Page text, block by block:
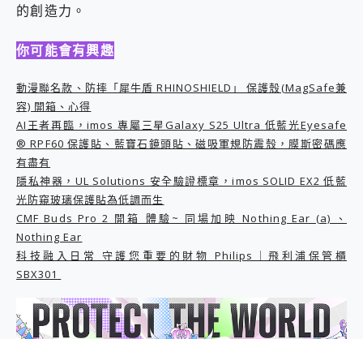
25種洗烘模式一機搞定! Roborock 衣莉莎白 H1 Neo分子篩洗脫烘 AI 滾筒洗衣機
B&O 精品級音響! Home+ 中嘉寬頻 SoundBox 劇院串流盒 開箱 評測
2億 APO蔡司長焦神機降臨~ vivo X200 Pro、vivo X200 就是這麼好拍
3 個超值 MHN 飛人工具分享~~ iToolab AnyGo 魔物獵人 Now飛人 ios教學 不出門也可以到處走
小體積 40000mAh 超大容量 一次充5個設備 充好充滿 CUKTECH 酷態科 300W 微型充電站 開箱 評測
磁碟系統大風吹 有了 磁碟管理程式 EaseUS Partition Master 就是這麼簡單
Xiaomi 14 Ultra 開箱 評測~ 有深度的 Leica 影像旗艦手機! 加碼小旗艦 Xiaomi 14 開箱 評測
vivo TWS 3e 真無線藍牙耳機智慧降噪升級、音質明亮溫潤，並支援雙設備連接~
MSI Claw 掌機專屬配件包 來囉 完美保護 MSI Claw A1M-026TW 電競掌機
的創造力。
你可能會有興趣
動漫聯名款、防摔「犀牛盾 RHINOSHIELD」 保護殼(MagSafe兼
容) 開箱、心得
AI王者再臨，imos 專屬三星Galaxy S25 Ultra 低藍光Eyesafe
® RPF60 保護貼、藍寶石鏡頭貼、磁吸軍規防震殼，膜斯密碼應
有盡有
隱私神器，UL Solutions 安全驗證標章，imos SOLID EX2 低藍
光防窺玻璃保護貼為低調而生
CMF Buds Pro 2 開箱 體驗~ 同場加映 Nothing Ear (a) 、
Nothing Ear
科技融入日常 守護您重要的財物 Philips｜飛利浦保管櫃
SBX301